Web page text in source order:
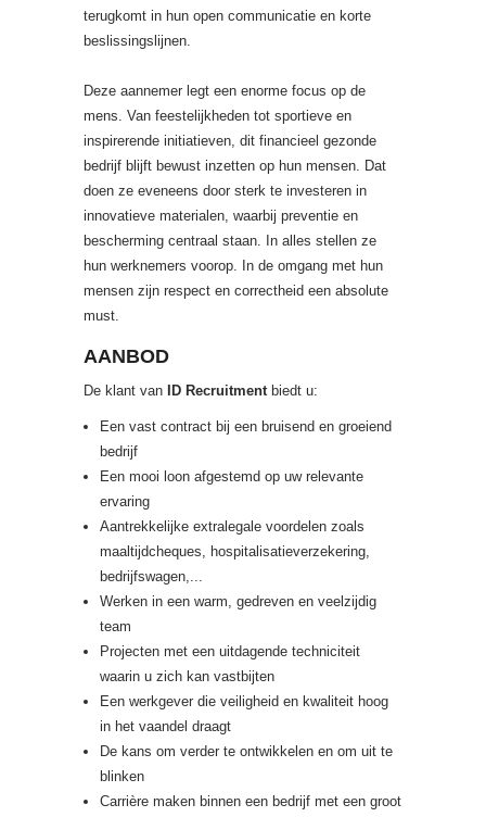
terugkomt in hun open communicatie en korte
beslissingslijnen.
Deze aannemer legt een enorme focus op de
mens. Van feestelijkheden tot sportieve en
inspirerende initiatieven, dit financieel gezonde
bedrijf blijft bewust inzetten op hun mensen. Dat
doen ze eveneens door sterk te investeren in
innovatieve materialen, waarbij preventie en
bescherming centraal staan. In alles stellen ze
hun werknemers voorop. In de omgang met hun
mensen zijn respect en correctheid een absolute
must.
AANBOD
De klant van ID Recruitmentbiedt u:
Een vast contract bij een bruisend en groeiend
bedrijf
Een mooi loon afgestemd op uw relevante
ervaring
Aantrekkelijke extralegale voordelen zoals
maaltijdcheques, hospitalisatieverzekering,
bedrijfswagen,...
Werken in een warm, gedreven en veelzijdig
team
Projecten met een uitdagende techniciteit
waarin u zich kan vastbijten
Een werkgever die veiligheid en kwaliteit hoog
in het vaandel draagt
De kans om verder te ontwikkelen en om uit te
blinken
Carrière maken binnen een bedrijf met een groot